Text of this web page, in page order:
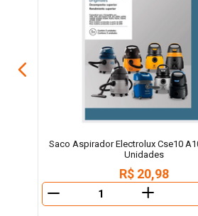
Saco Aspirador Electrolux Cse10
Unidades
R$ 20,98
＋